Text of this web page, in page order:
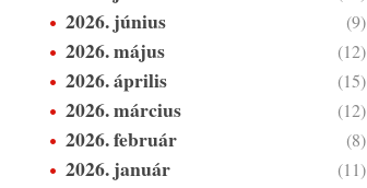
2026. június (9)
2026. május (12)
2026. április (15)
2026. március (12)
2026. február (8)
2026. január (11)